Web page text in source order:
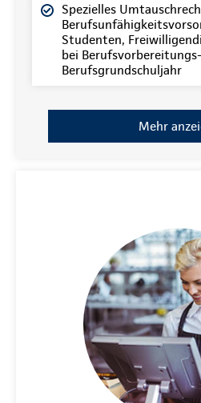
Spezielles
Studenten,
bei
Berufsgrundschuljahr
Mehr